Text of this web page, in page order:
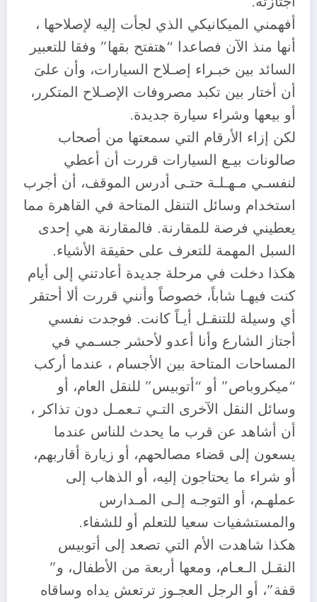
أفهمني الميكانيكي الذي لجأت إليه لإصلاحها ،
أنها منذ الآن فصاعدا “هتفتح بقها” وفقا للتعبير
السائد بين خبـراء إصـلاح السيارات، وأن علىَ
أن أختار بين تكبد مصروفات الإصـلاح المتكرر،
أو بيعها وشراء سيارة جديدة.
لكن إزاء الأرقام التي سمعتها من أصحاب
صالونات بيـع السيارات قررت أن أعطي
لنفسـي مـهـلـة حتـى أدرس الموقف، أن أجرب
استخدام وسائل التنقل المتاحة في القاهرة مما
يعطيني فرصة للمقارنة. فالمقارنة هي إحدى
السبل المهمة للتعرف على حقيقة الأشياء.
هكذا دخلت في مرحلة جديدة أعادتني إلى أيام
كنت فيهـا شاباً، خصوصاً وأنني قررت ألا أحتقر
أي وسيلة للتنقـل أيـاً كانت. فوجدت نفسي
أجتاز الشارع وأنا أعدو لأحشر جسـمي في
المساحات المتاحة بين الأجسام ، عندما أركب
“ميكروباص” أو “أتوبيس” للنقل العام، أو
وسائل النقل الآخرى التـي تـعمـل دون تذاكر ،
أن أشاهد عن قرب ما يحدث للناس عندما
يسعون إلى قضاء مصالحهم، أو زيارة أقاربهم،
أو شراء ما يحتاجون إليه، أو الذهاب إلى
عملهـم، أو التوجـه إلـى المـدارس
والمستشفيات سعيا للتعلم أو للشفاء.
هكذا شاهدت الأم التي تصعد إلى أتوبيس
النقـل الـعـام، ومعها أربعة من الأطفال، و”
قفة”، أو الرجل العجـوز ترتعش يداه وساقاه